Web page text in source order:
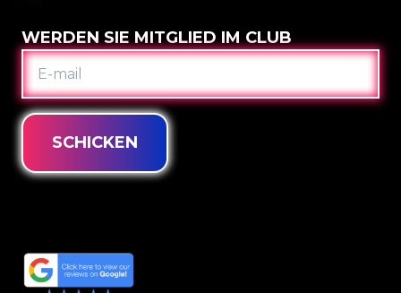
WERDEN SIE MITGLIED IM CLUB
E-
MAIL
SCHICKEN